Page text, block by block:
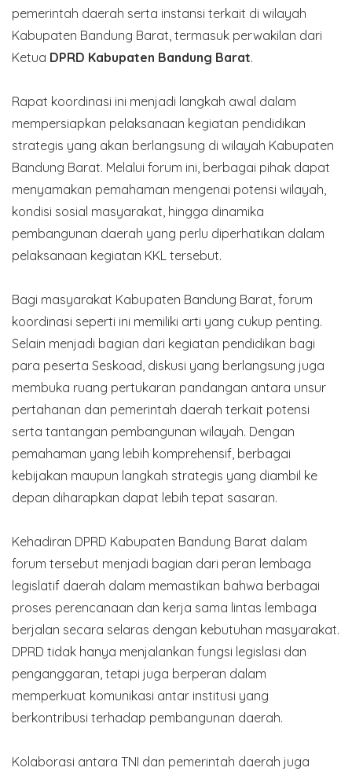
pemerintah daerah serta instansi terkait di wilayah
Kabupaten Bandung Barat, termasuk perwakilan dari
Ketua DPRD Kabupaten Bandung Barat.
Rapat koordinasi ini menjadi langkah awal dalam
mempersiapkan pelaksanaan kegiatan pendidikan
strategis yang akan berlangsung di wilayah Kabupaten
Bandung Barat. Melalui forum ini, berbagai pihak dapat
menyamakan pemahaman mengenai potensi wilayah,
kondisi sosial masyarakat, hingga dinamika
pembangunan daerah yang perlu diperhatikan dalam
pelaksanaan kegiatan KKL tersebut.
Bagi masyarakat Kabupaten Bandung Barat, forum
koordinasi seperti ini memiliki arti yang cukup penting.
Selain menjadi bagian dari kegiatan pendidikan bagi
para peserta Seskoad, diskusi yang berlangsung juga
membuka ruang pertukaran pandangan antara unsur
pertahanan dan pemerintah daerah terkait potensi
serta tantangan pembangunan wilayah. Dengan
pemahaman yang lebih komprehensif, berbagai
kebijakan maupun langkah strategis yang diambil ke
depan diharapkan dapat lebih tepat sasaran.
Kehadiran DPRD Kabupaten Bandung Barat dalam
forum tersebut menjadi bagian dari peran lembaga
legislatif daerah dalam memastikan bahwa berbagai
proses perencanaan dan kerja sama lintas lembaga
berjalan secara selaras dengan kebutuhan masyarakat.
DPRD tidak hanya menjalankan fungsi legislasi dan
penganggaran, tetapi juga berperan dalam
memperkuat komunikasi antar institusi yang
berkontribusi terhadap pembangunan daerah.
Kolaborasi antara TNI dan pemerintah daerah juga